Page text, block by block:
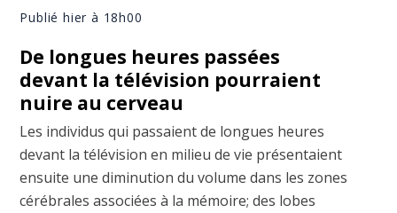
Publié hier à 18h00
De longues heures passées
devant la télévision pourraient
nuire au cerveau
Les individus qui passaient de longues heures
devant la télévision en milieu de vie présentaient
ensuite une diminution du volume dans les zones
cérébrales associées à la mémoire; des lobes